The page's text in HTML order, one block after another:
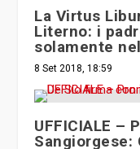
La Virtus
Literno: i
solamente
8 Set 2018, 18:59
UFFICIALE –
Sangiorgese: